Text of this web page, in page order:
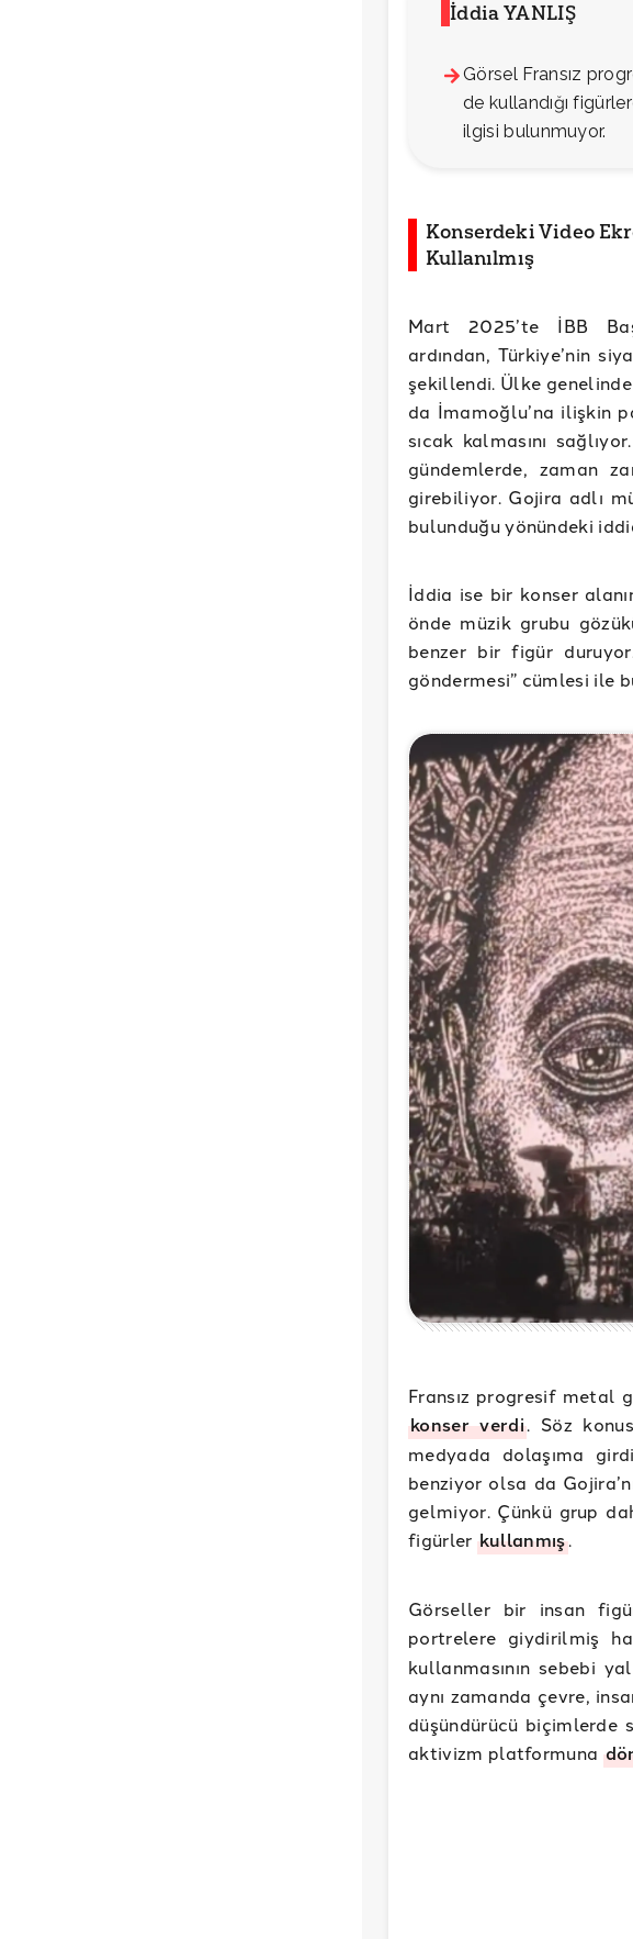
İddia YANLIŞ
Görsel Fransız
de kullandığı
ilgisi bulunmuyor.
Konserdeki Video
Kullanılmış
Mart 2025’te İBB
ardından, Türkiye’nin
şekillendi. Ülke
da İmamoğlu’na ilişkin
sıcak kalmasını
gündemlerde, zaman
girebiliyor. Gojira adlı
bulunduğu yönündeki
İddia ise bir konser
önde müzik grubu
benzer bir figür
göndermesi” cümlesi ile
Fransız progresif metal
konser verdi. Söz
medyada dolaşıma
benziyor olsa da
gelmiyor. Çünkü grup
figürler kullanmış.
Görseller bir insan
portrelere giydirilmiş
kullanmasının sebebi
aynı zamanda çevre,
düşündürücü biçimlerde
aktivizm platformuna